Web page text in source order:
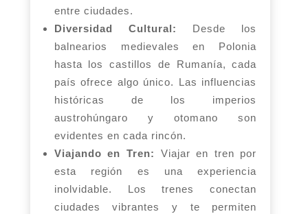
entre ciudades.
Diversidad Cultural:
Desde los
balnearios medievales en Polonia
hasta los castillos de Rumanía, cada
país ofrece algo único. Las influencias
históricas de los imperios
austrohúngaro y otomano son
evidentes en cada rincón.
Viajando en Tren:
Viajar en tren por
esta región es una experiencia
inolvidable. Los trenes conectan
ciudades vibrantes y te permiten